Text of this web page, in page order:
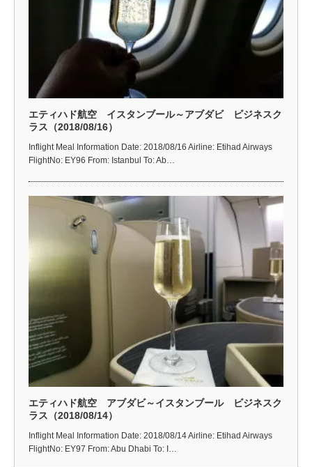
エティハド航空 イスタンブール～アブダビ ビジネスク
ラス（2018/08/16）
Inflight Meal Information Date: 2018/08/16 Airline: Etihad Airways
FlightNo: EY96 From: Istanbul To: Ab…
エティハド航空 アブダビ～イスタンブール ビジネスク
ラス（2018/08/14）
Inflight Meal Information Date: 2018/08/14 Airline: Etihad Airways
FlightNo: EY97 From: Abu Dhabi To: I…